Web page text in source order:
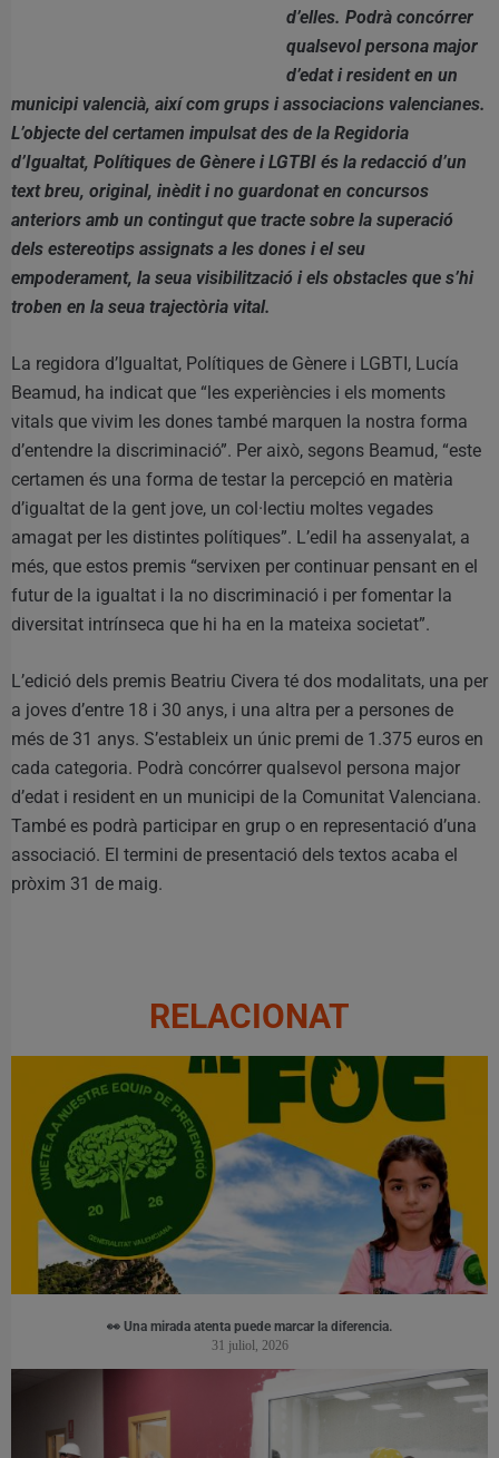
d’elles. Podrà concórrer
qualsevol persona major
d’edat i resident en un
municipi valencià, així com grups i associacions valencianes.
L’objecte del certamen impulsat des de la Regidoria
d’Igualtat, Polítiques de Gènere i LGTBI és la redacció d’un
text breu, original, inèdit i no guardonat en concursos
anteriors amb un contingut que tracte sobre la superació
dels estereotips assignats a les dones i el seu
empoderament, la seua visibilització i els obstacles que s’hi
troben en la seua trajectòria vital.
La regidora d’Igualtat, Polítiques de Gènere i LGBTI, Lucía
Beamud, ha indicat que “les experiències i els moments
vitals que vivim les dones també marquen la nostra forma
d’entendre la discriminació”. Per això, segons Beamud, “este
certamen és una forma de testar la percepció en matèria
d’igualtat de la gent jove, un col·lectiu moltes vegades
amagat per les distintes polítiques”. L’edil ha assenyalat, a
més, que estos premis “servixen per continuar pensant en el
futur de la igualtat i la no discriminació i per fomentar la
diversitat intrínseca que hi ha en la mateixa societat”.
L’edició dels premis Beatriu Civera té dos modalitats, una per
a joves d’entre 18 i 30 anys, i una altra per a persones de
més de 31 anys. S’estableix un únic premi de 1.375 euros en
cada categoria. Podrà concórrer qualsevol persona major
d’edat i resident en un municipi de la Comunitat Valenciana.
També es podrà participar en grup o en representació d’una
associació. El termini de presentació dels textos acaba el
pròxim 31 de maig.
RELACIONAT
👀 Una mirada atenta puede marcar la diferencia.
31 juliol, 2026